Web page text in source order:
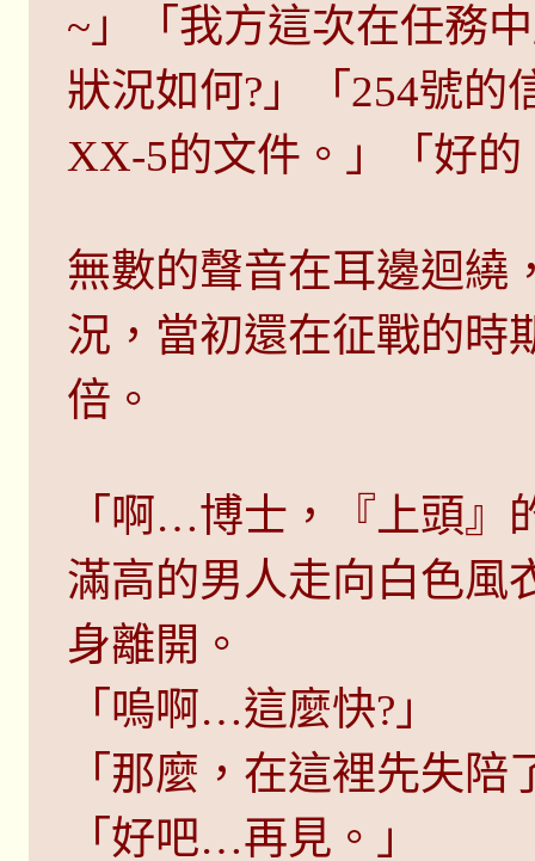
~」「我方這次在任務
狀況如何?」「254號
XX-5的文件。」「好
無數的聲音在耳邊迴繞
況，當初還在征戰的時
倍。
「啊…博士，『上頭』
滿高的男人走向白色風
身離開。
「嗚啊…這麼快?」
「那麼，在這裡先失陪
「好吧…再見。」